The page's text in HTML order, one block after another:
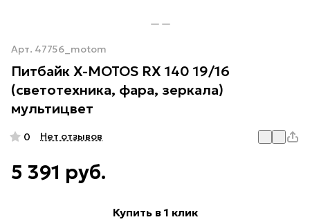
Арт. 47756_motom
Питбайк X-MOTOS RX 140 19/16
(светотехника, фара, зеркала)
мультицвет
0 Нет отзывов
5 391 руб.
Купить в 1 клик